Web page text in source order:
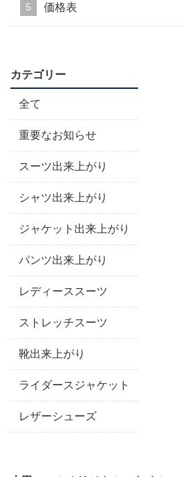
価格表
カテゴリー
全て
重要なお知らせ
スーツ出来上がり
シャツ出来上がり
ジャケット出来上がり
パンツ出来上がり
レディーススーツ
ストレッチスーツ
靴出来上がり
ライダースジャケット
レザーシューズ